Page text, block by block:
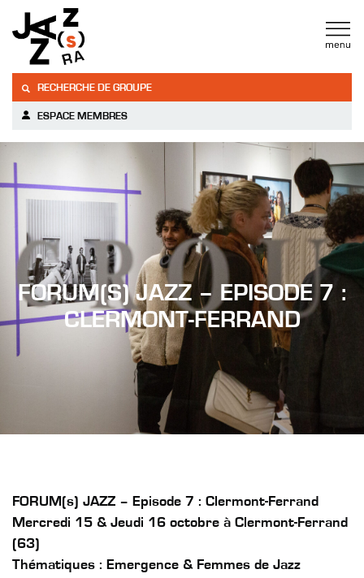
RECHERCHE DE GROUPE
ESPACE MEMBRES
FORUM(S) JAZZ – EPISODE 7 :
CLERMONT-FERRAND
FORUM(s) JAZZ – Episode 7 : Clermont-Ferrand
Mercredi 15 & Jeudi 16 octobre à Clermont-Ferrand
(63)
Thématiques : Emergence & Femmes de Jazz